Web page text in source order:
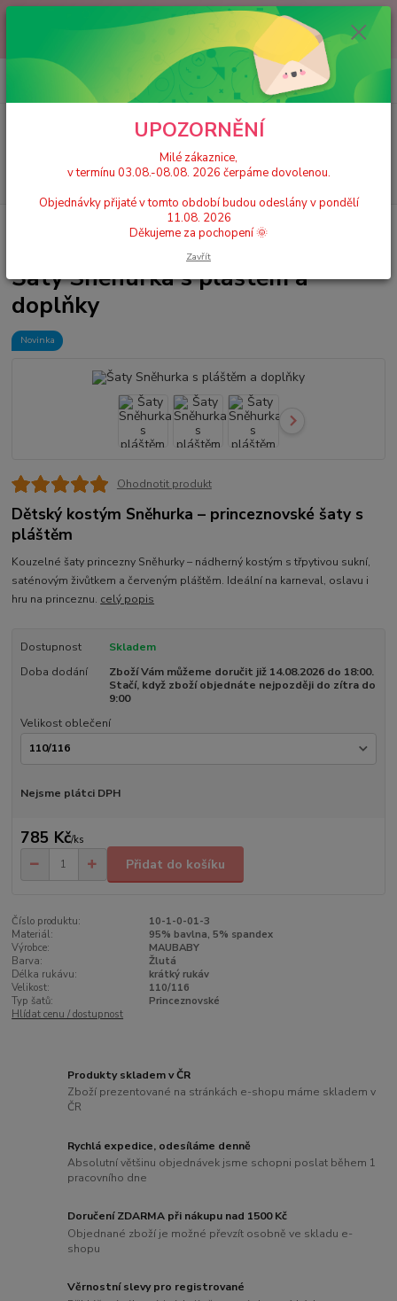
Milé zákaznice, v termínu 03.08.-08.08. 2026 čerpáme dovolenou.
Objednávky přijaté v tomto období budou odeslány v pondělí 11.08.
2026 Děkujeme za pochopení 🌞
CZK
Hledat
+420 777 224 390
(Po-Pá, 9-17 hod.)
0 Kč
Dětské karnevalové kostýmy / Princeznovské šaty, doplňky
Sněhurka s pláštěm a doplňky
Šaty Sněhurka s pláštěm a
doplňky
Novinka
Ohodnotit produkt
Dětský kostým Sněhurka – princeznovské šaty s
pláštěm
Kouzelné šaty princezny Sněhurky – nádherný kostým s třpytivou sukní,
saténovým živůtkem a červeným pláštěm. Ideální na karneval, oslavu i
hru na princeznu. celý popis
Dostupnost
Skladem
Doba dodání
Zboží Vám můžeme doručit již 14.08.2026 do 18:00.
Stačí, když zboží objednáte nejpozději do zítra do
9:00
Velikost oblečení
Nejsme plátci DPH
785 Kč/ks
Přidat do košíku
Číslo produktu:
10-1-0-01-3
Materiál:
95% bavlna, 5% spandex
Výrobce:
MAUBABY
Barva:
Žlutá
Délka rukávu:
krátký rukáv
Velikost:
110/116
Typ šatů:
Princeznovské
Hlídat cenu / dostupnost
Produkty skladem v ČR
Zboží prezentované na stránkách e-shopu máme skladem v
ČR
Rychlá expedice, odesíláme denně
Absolutní většinu objednávek jsme schopni poslat během 1
pracovního dne
Doručení ZDARMA při nákupu nad 1500 Kč
Objednané zboží je možné převzít osobně ve skladu e-
shopu
Věrnostní slevy pro registrované
UPOZORNĚNÍ
Milé zákaznice,
v termínu 03.08.-08.08. 2026 čerpáme dovolenou.
Objednávky přijaté v tomto období budou odeslány v pondělí
11.08. 2026
Děkujeme za pochopení 🌞
Zavřít